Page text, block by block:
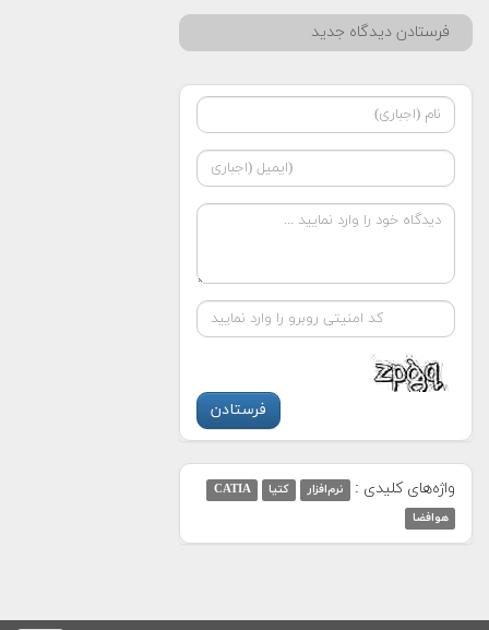
فرستادن دیدگاه جدید
واژه‌های کلیدی : نرم‌افزار کتیا
CATIA
هوافضا